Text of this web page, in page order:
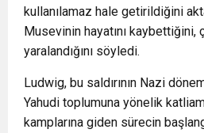
kullanılamaz hale getirildiğini
Musevinin hayatını kaybettiğini,
yaralandığını söyledi.
Ludwig, bu saldırının Nazi
Yahudi toplumuna yönelik
kamplarına giden sürecin